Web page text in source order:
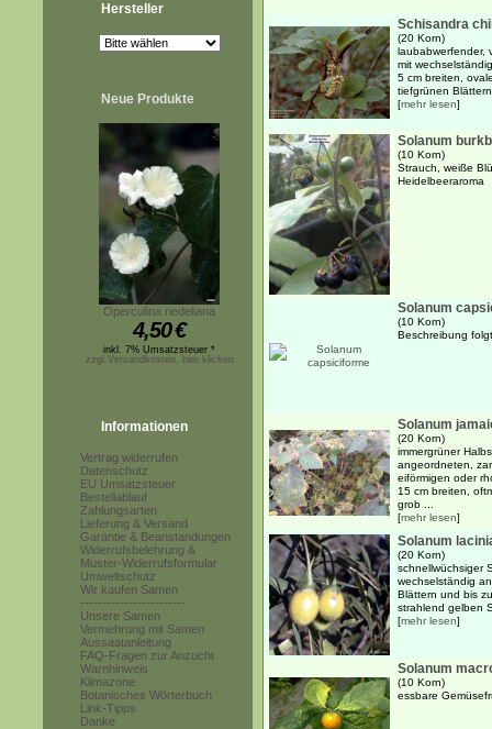
Hersteller
Neue Produkte
Operculina riedeliana
4,50€
inkl. 7% Umsatzsteuer *
zzgl.Versandkosten, hier klicken
Informationen
Vertrag widerrufen
Datenschutz
EU Umsatzsteuer
Bestellablauf
Zahlungsarten
Lieferung & Versand
Garantie & Beanstandungen
Widerrufsbelehrung &
Muster-Widerrufsformular
Umweltschutz
Wir kaufen Samen
------------------------
Unsere Samen
Vermehrung mit Samen
Aussaatanleitung
FAQ-Fragen zur Anzucht
Warnhinweis
Klimazone
Botanisches Wörterbuch
Link-Tipps
Danke
Schisandra
(20 Korn)
laubabwerfender,
mit
5 cm breiten,
tiefgrünen
[mehr lesen]
Solanum
(10 Korn)
Strauch, weiße
Heidelbeeraroma
Solanum
(10 Korn)
Beschreibung
Solanum
(20 Korn)
immergrüner
angeordneten,
eiförmigen oder
15 cm breiten,
grob ...
[mehr lesen]
Solanum
(20 Korn)
schnellwüchsiger
wechselständig
Blättern und bis
strahlend gelben
[mehr lesen]
Solanum
(10 Korn)
essbare